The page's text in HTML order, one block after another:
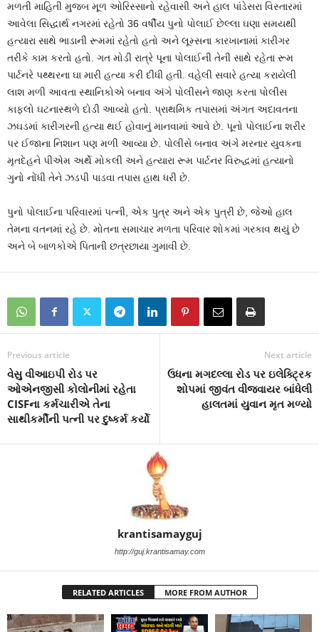
મળતી માહિતી મુજબ મૂળ ઓરિસ્સાનો રહેવાસી અને હાલ પાંડેસરા વિસ્તારમાં
આવેલા સિદ્ધાર્થ નગરમાં રહેતો 36 વર્ષીય પુનો પોલાઈ છેલ્લા ઘણા સમયથી
હત્યારા સાથે ભાડાની રૂમમાં રહેતો હતો અને લૂમ્સના કારખાનામાં કારીગર
તરીકે કામ કરતો હતો. ગત મોડી રાત્રે પૂના પોલાઈની તેની સાથે રહેતા રૂમ
પાર્ટનરે પથ્થરના ઘા મારી હત્યા કરી દીધી હતી. વહેલી સવારે હત્યા કરાયેલી
લાશ મળી આવતા સ્થાનિકોએ બનાવ અંગે પોલીસને જાણ કરતા પોલીસ
કાફલો ઘટનાસ્થળે દોડી આવ્યો હતો. પ્રાથમિક તપાસમાં અંગત અદાવતના
ઝઘડમાં કારીગરની હત્યા થઈ હોવાનું માનવામાં આવે છે. પૂનો પોલાઈના શરીર
પર ઈજાના નિશાન પણ મળી આવ્યા છે. પોલીસે બનાવ અંગે મરનાર યુવકના
મૃતદેહને પીએમ અર્થે મોકલી અને હત્યારા રૂમ પાર્ટનર વિરુદ્ધમાં હત્યાનો
ગુનો નોંધી તેને ઝડપી પાડવા તપાસ હાથ ધરી છે.
પુનો પોલાઈના પરિવારમાં પત્ની, એક પુત્ર અને એક પુત્રી છે, જેઓ હાલ
તેમના વતનમાં રહે છે. મોતના સમાચાર મળતા પરિવાર શોકમાં ગરકાવ થયું છે
અને બે બાળકોએ પિતાની છત્રછાયા ગુમાવી છે.
Previous article
વેસુ વીઆઇપી રોડ પર
ઓએનજીસી કોલોનીમાં રહેતા
CISFના કર્મચારીએ તેના
સાથીકર્મીની પત્ની પર દુષ્કર્મ કર્યો
Next article
ઉધના મગદલ્લા રોડ પર ઇલેક્ટ્રિક
શોપમાં જીવંત વીજવાયર બાંધેલી
હાલતમાં યુવાન મૃત મળ્યો
krantisamayguj
http://guj.krantisamay.com
RELATED ARTICLES MORE FROM AUTHOR